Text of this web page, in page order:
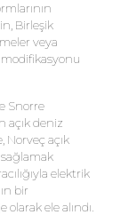
Birleşik
veya
Snorre
açık deniz
açık
elektrik
bir
ele alındı.